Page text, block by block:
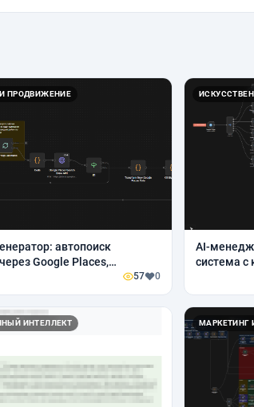
ПРОДВИЖЕНИЕ
автопоиск
Google Places,
контактов, AI-рассылка57 0
AI-
система с
ИНТЕЛЛЕКТ МАРКЕТИНГ